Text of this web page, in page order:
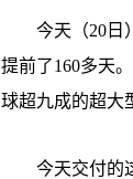
今天（20日）
提前了160多天
球超九成的超大
今天交付的这